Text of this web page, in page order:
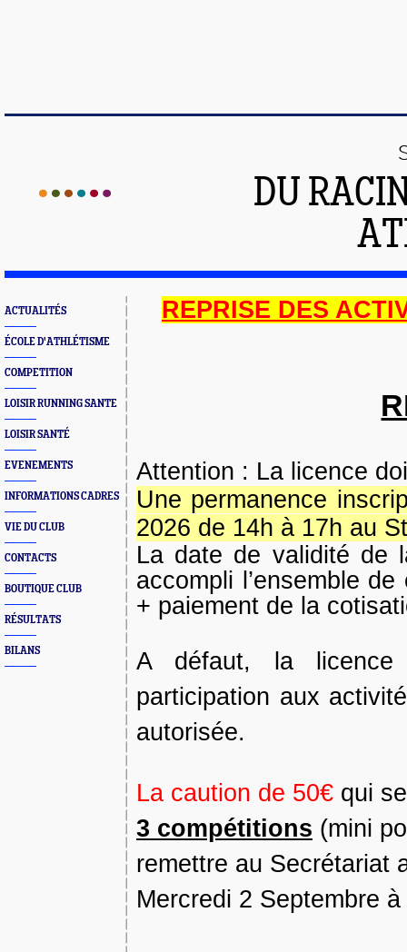
DU
ACTUALITÉS
ÉCOLE D'ATHLÉTISME
COMPETITION
LOISIR RUNNING SANTE
LOISIR SANTÉ
EVENEMENTS
INFORMATIONS CADRES
VIE DU CLUB
CONTACTS
BOUTIQUE CLUB
RÉSULTATS
BILANS
REPRISE DES
Attention : La licence
Une permanence
2026 de 14h à 17h au
La date de validité de
accompli l’ensemble
+ paiement de la
A défaut, la licence
participation aux
autorisée.
La caution de 50€ qui
3 compétitions (mini
remettre au Secrétariat
Mercredi 2 Septembre